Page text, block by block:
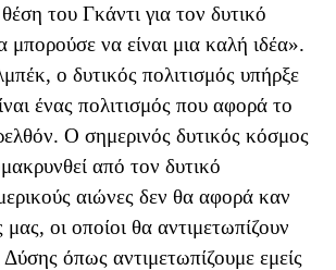
θέση του Γκάντι για τον δυτικό
μπορούσε να είναι μια καλή ιδέα».
ο δυτικός πολιτισμός υπήρξε
ένας πολιτισμός που αφορά το
Ο σημερινός δυτικός κόσμος
από τον δυτικό
αιώνες δεν θα αφορά καν
μας, οι οποίοι θα αντιμετωπίζουν
όπως αντιμετωπίζουμε εμείς